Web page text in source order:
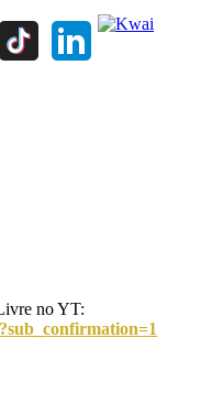
no YT: